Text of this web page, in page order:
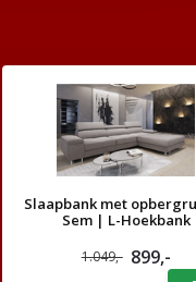
Slaapbank met
Sem | L-Hoekbank
1.049,- 899,-